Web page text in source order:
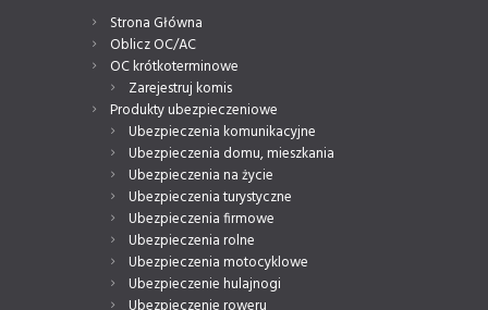
Strona Główna
Oblicz OC/AC
OC krótkoterminowe
Zarejestruj komis
Produkty ubezpieczeniowe
Ubezpieczenia komunikacyjne
Ubezpieczenia domu, mieszkania
Ubezpieczenia na życie
Ubezpieczenia turystyczne
Ubezpieczenia firmowe
Ubezpieczenia rolne
Ubezpieczenia motocyklowe
Ubezpieczenie hulajnogi